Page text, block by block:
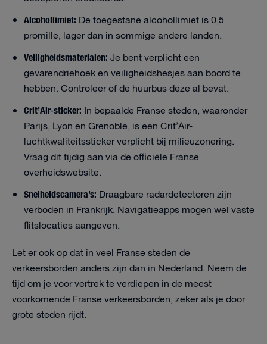
Alcohollimiet: De toegestane alcohollimiet is 0,5
promille, lager dan in sommige andere landen.
Veiligheidsmaterialen: Je bent verplicht een
gevarendriehoek en veiligheidshesjes aan boord te
hebben. Controleer of de huurbus deze al bevat.
Crit’Air-sticker: In bepaalde Franse steden, waaronder
Parijs, Lyon en Grenoble, is een Crit’Air-
luchtkwaliteitssticker verplicht bij milieuzonering.
Vraag dit tijdig aan via de officiële Franse
overheidswebsite.
Snelheidscamera’s: Draagbare radardetectoren zijn
verboden in Frankrijk. Navigatieapps mogen wel vaste
flitslocaties aangeven.
Let er ook op dat in veel Franse steden de
verkeersborden anders zijn dan in Nederland. Neem de
tijd om je voor vertrek te verdiepen in de meest
voorkomende Franse verkeersborden, zeker als je door
grote steden rijdt.